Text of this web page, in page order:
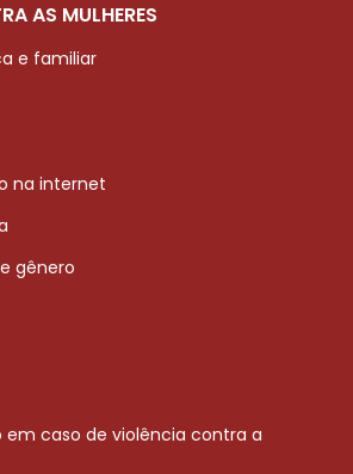
AS MULHERES
e familiar
na internet
gênero
em caso de violência contra a